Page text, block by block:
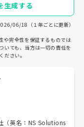
生成する
06/18（１年ごとに更新）
や完全性を保証するものでは
いても、当方は一切の責任を
ださい。
（英名：NS Solutions